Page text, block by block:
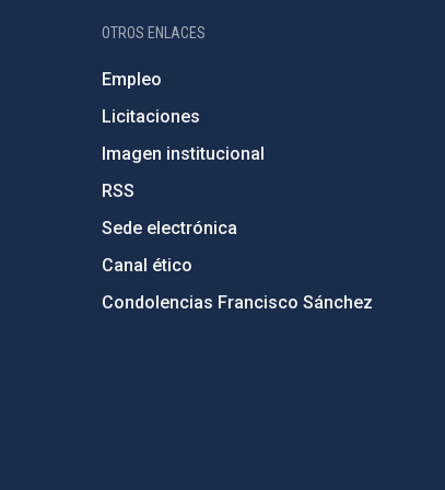
OTROS ENLACES
Empleo
Licitaciones
Imagen institucional
RSS
Sede electrónica
Canal ético
Condolencias Francisco Sánchez